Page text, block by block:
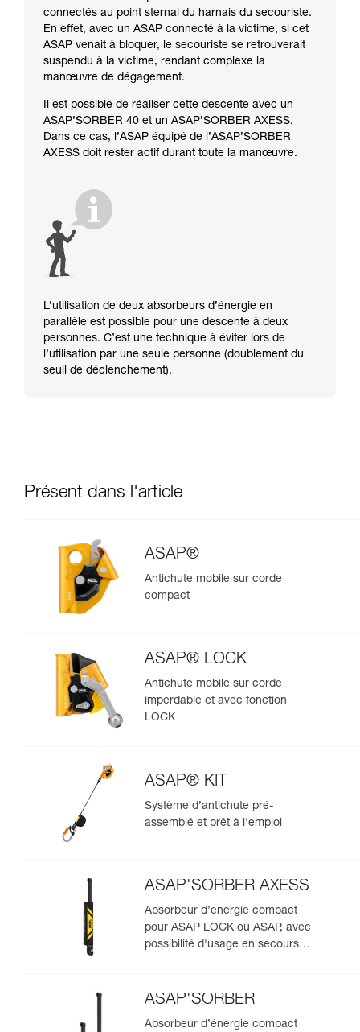
connectés au point sternal du harnais du secouriste.
En effet, avec un ASAP connecté à la victime, si cet
ASAP venait à bloquer, le secouriste se retrouverait
suspendu à la victime, rendant complexe la
manœuvre de dégagement.
Il est possible de réaliser cette descente avec un
ASAP’SORBER 40 et un ASAP’SORBER AXESS.
Dans ce cas, l’ASAP équipé de l’ASAP’SORBER
AXESS doit rester actif durant toute la manœuvre.
L’utilisation de deux absorbeurs d’énergie en
parallèle est possible pour une descente à deux
personnes. C’est une technique à éviter lors de
l’utilisation par une seule personne (doublement du
seuil de déclenchement).
Présent dans l'article
ASAP®
Antichute mobile sur corde
compact
ASAP® LOCK
Antichute mobile sur corde
imperdable et avec fonction
LOCK
ASAP® KIT
Système d’antichute pré-
assemblé et prêt à l'emploi
ASAP'SORBER AXESS
Absorbeur d’énergie compact
pour ASAP LOCK ou ASAP, avec
possibilité d'usage en secours
ASAP'SORBER
Absorbeur d’énergie compact